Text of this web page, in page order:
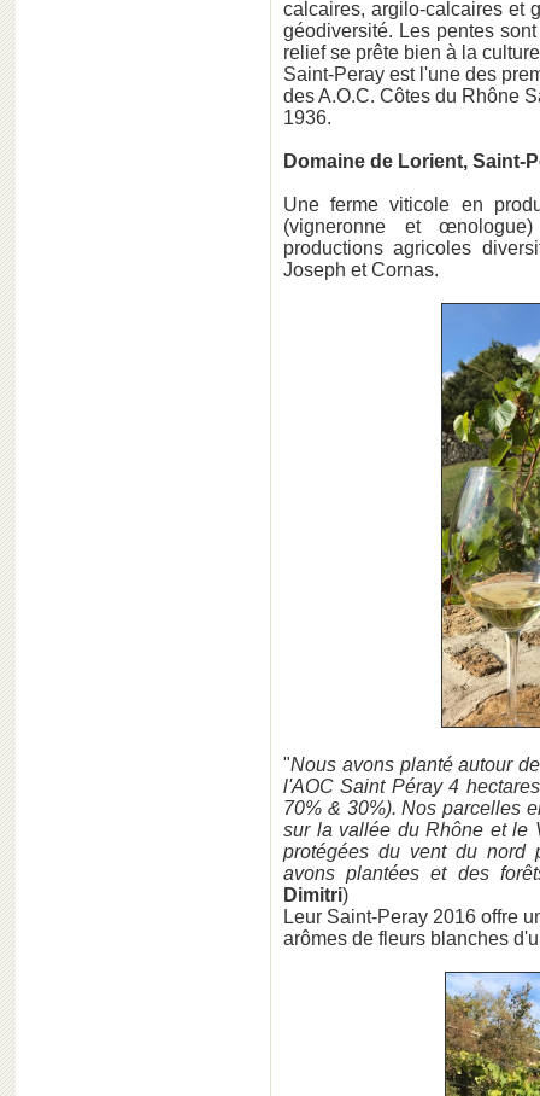
calcaires, argilo-calcaires et
géodiversité. Les pentes
relief se prête bien à la
Saint-Peray est l'une des
des A.O.C. Côtes du Rhône
1936.
Domaine de Lorient, Saint-
Une ferme viticole en
(vigneronne et
productions agricoles
Joseph et Cornas.
"Nous avons planté autour
l'AOC Saint Péray 4
70% & 30%). Nos parcelles
sur la vallée du Rhône et le
protégées du vent du nord
avons plantées et des
Dimitri)
Leur Saint-Peray 2016 offre
arômes de fleurs blanches